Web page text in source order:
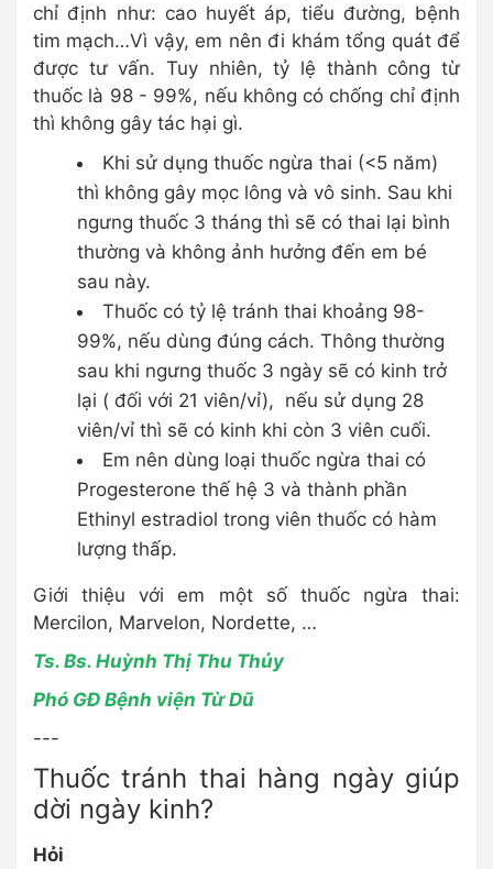
chỉ định như: cao huyết áp, tiểu đường, bệnh
tim mạch…Vì vậy, em nên đi khám tổng quát để
được tư vấn. Tuy nhiên, tỷ lệ thành công từ
thuốc là 98 - 99%, nếu không có chống chỉ định
thì không gây tác hại gì.
Khi sử dụng thuốc ngừa thai (<5 năm)
thì không gây mọc lông và vô sinh. Sau khi
ngưng thuốc 3 tháng thì sẽ có thai lại bình
thường và không ảnh hưởng đến em bé
sau này.
Thuốc có tỷ lệ tránh thai khoảng 98-
99%, nếu dùng đúng cách. Thông thường
sau khi ngưng thuốc 3 ngày sẽ có kinh trở
lại ( đối với 21 viên/vỉ), nếu sử dụng 28
viên/vỉ thì sẽ có kinh khi còn 3 viên cuối.
Em nên dùng loại thuốc ngừa thai có
Progesterone thế hệ 3 và thành phần
Ethinyl estradiol trong viên thuốc có hàm
lượng thấp.
Giới thiệu với em một số thuốc ngừa thai:
Mercilon, Marvelon, Nordette, …
Ts. Bs. Huỳnh Thị Thu Thủy
Phó GĐ Bệnh viện Từ Dũ
---
Thuốc tránh thai hàng ngày giúp
dời ngày kinh?
Hỏi